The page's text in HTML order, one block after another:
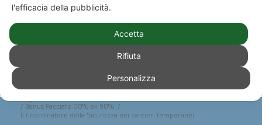
Fiscalità condominiale /
I bonus fiscali sui lavori di manutenzione e riqualificazione
/ Bonus Facciate 60% ex 90% /
Il Coordinatore della Sicurezza nei cantieri temporanei
l'efficacia della pubblicità.
Accetta
Rifiuta
Personalizza